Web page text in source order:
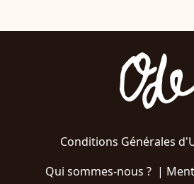
Conditions Générales
Qui sommes-nous ?|